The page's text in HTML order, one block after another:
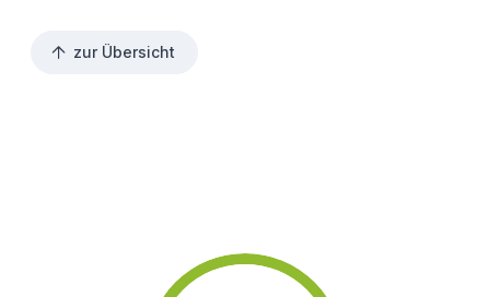
zur Übersicht